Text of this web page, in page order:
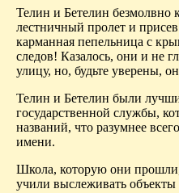
Телин и Бетелин безмолвно
лестничный пролет и
карманная пепельница с
следов! Казалось, они и не
улицу, но, будьте уверены,
Телин и Бетелин были
государственной службы,
названий, что разумнее
имени.
Школа, которую они
учили выслеживать объекты